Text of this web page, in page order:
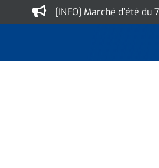
to
[INFO] Marché d’été